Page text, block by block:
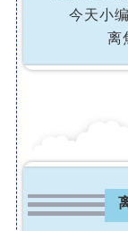
今天小
离